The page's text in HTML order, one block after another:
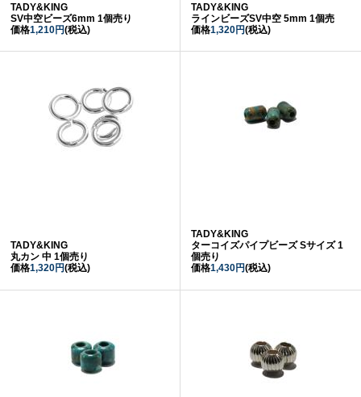
TADY&KING
SV中空ビーズ6mm 1個売り
価格1,210円(税込)
TADY&KING
ラインビーズSV中空 5mm 1個売
価格1,320円(税込)
TADY&KING
丸カン 中 1個売り
価格1,320円(税込)
TADY&KING
ターコイズパイプビーズ Sサイズ 1
個売り
価格1,430円(税込)